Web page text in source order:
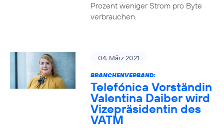
Prozent weniger Strom pro Byte
verbrauchen.
04. März 2021
BRANCHENVERBAND:
Telefónica Vorständin
Valentina Daiber wird
Vizepräsidentin des
VATM